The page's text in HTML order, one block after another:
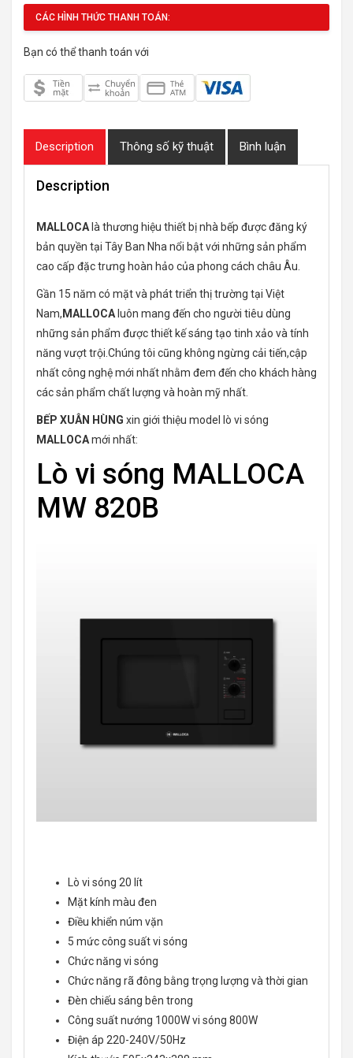
CÁC HÌNH THỨC THANH TOÁN:
Bạn có thể thanh toán với
Description Thông số kỹ thuật Bình luận
Description
MALLOCA là thương hiệu thiết bị nhà bếp được đăng ký
bản quyền tại Tây Ban Nha nổi bật với những sản phẩm
cao cấp đặc trưng hoàn hảo của phong cách châu Âu.
Gần 15 năm có mặt và phát triển thị trường tại Việt
Nam, MALLOCA luôn mang đến cho người tiêu dùng
những sản phẩm được thiết kế sáng tạo tinh xảo và tính
năng vượt trội.Chúng tôi cũng không ngừng cải tiến,cập
nhất công nghệ mới nhất nhằm đem đến cho khách hàng
các sản phẩm chất lượng và hoàn mỹ nhất.
BẾP XUÂN HÙNG xin giới thiệu model lò vi sóng
MALLOCAmới nhất:
Lò vi sóng MALLOCA
MW 820B
Lò vi sóng 20 lít
Mặt kính màu đen
Điều khiển núm vặn
5 mức công suất vi sóng
Chức năng vi sóng
Chức năng rã đông bằng trọng lượng và thời gian
Đèn chiếu sáng bên trong
Công suất nướng 1000W vi sóng 800W
Điện áp 220-240V/50Hz